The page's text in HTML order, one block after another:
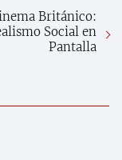
Británico:
Social en
Pantalla